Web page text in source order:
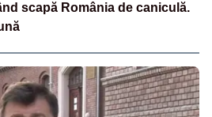
scapă România de caniculă.